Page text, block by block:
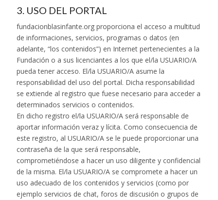
3. USO DEL PORTAL
fundacionblasinfante.org proporciona el acceso a multitud
de informaciones, servicios, programas o datos (en
adelante, “los contenidos”) en Internet pertenecientes a la
Fundación o a sus licenciantes a los que el/la USUARIO/A
pueda tener acceso. El/la USUARIO/A asume la
responsabilidad del uso del portal. Dicha responsabilidad
se extiende al registro que fuese necesario para acceder a
determinados servicios o contenidos.
En dicho registro el/la USUARIO/A será responsable de
aportar información veraz y lícita. Como consecuencia de
este registro, al USUARIO/A se le puede proporcionar una
contraseña de la que será responsable,
comprometiéndose a hacer un uso diligente y confidencial
de la misma. El/la USUARIO/A se compromete a hacer un
uso adecuado de los contenidos y servicios (como por
ejemplo servicios de chat, foros de discusión o grupos de